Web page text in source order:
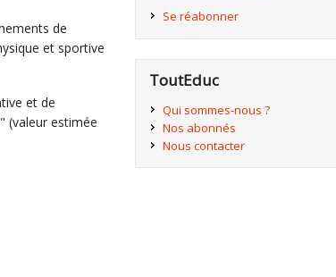
de
et sportive
et de
(valeur estimée
Se réabonner
ToutEduc
Qui sommes-nous ?
Nos abonnés
Nous contacter